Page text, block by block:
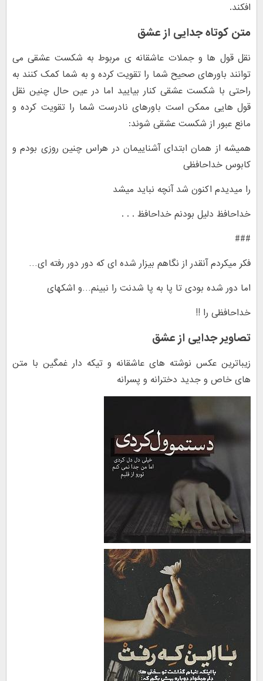
افکند.
متن کوتاه جدایی از عشق
نقل قول ها و جملات عاشقانه ی مربوط به شکست عشقی می
توانند باورهای صحیح شما را تقویت کرده و به شما کمک کنند به
راحتی با شکست عشقی کنار بیایید اما در عین حال چنین نقل
قول هایی ممکن است باورهای نادرست شما را تقویت کرده و
مانع عبور از شکست عشقی شوند:
همیشه از همان ابتدای آشناییمان در هراس چنین روزی بودم و
کابوس خداحافظی
را میدیدم اکنون شد آنچه نباید میشد
خداحافظ دلیل بودنم خداحافظ . . .
###
فکر میکردم آنقدر از نگاهم بیزار شده ای که دور دور رفته ای…
اما دور شده بودی تا پا به پا شدنت را نبینم…و اشکهای
خداحافظی را !!
تصاویر جدایی از عشق
زیباترین عکس نوشته های عاشقانه و تیکه دار غمگین با متن
های خاص و جدید دخترانه و پسرانه